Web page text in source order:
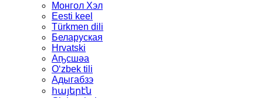
Монгол Хэл
Eesti keel
Türkmen dili
Беларуская
Hrvatski
Аҧсшәа
Oʻzbek tili
Адыгабзэ
հայերէն